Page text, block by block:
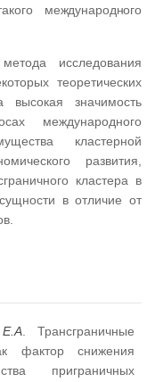
международного
исследования
теоретических
значимость
международного
кластерной
развития,
кластера в
в отличие от
Е.А. Трансграничные
фактор снижения
приграничных